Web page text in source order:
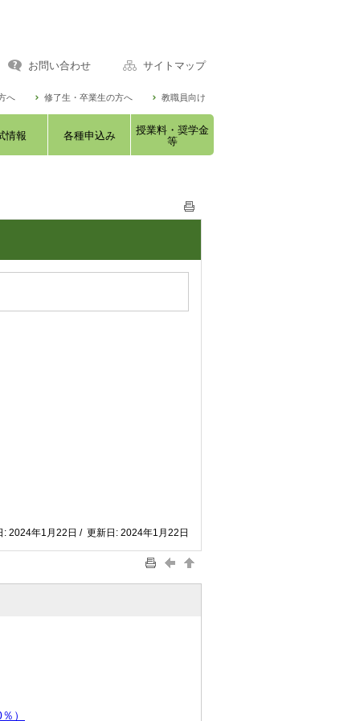
お問い合わせ サイトマップ
へ 修了生・卒業生の方へ 教職員向け
情報 各種申込み
授業料・奨学金
等
: 2024年1月22日 / 更新日: 2024年1月22日
）